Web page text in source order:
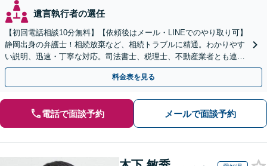
遺言執行者の選任
【初回電話相談10分無料】【依頼後はメール・LINEでのやり取り可】
静岡出身の弁護士！相続放棄など、相続トラブルに精通。わかりやす
い説明、迅速・丁寧な対応。司法書士、税理士、不動産業者とも連携
し、遺産相続をトータルサポート【完全個室相談】
料金表を見る
電話で面談予約 メールで面談予約